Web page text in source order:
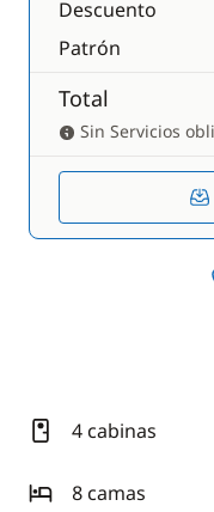
Descuento
Patrón
Total
Sin Servicios
4 cabinas
8 camas